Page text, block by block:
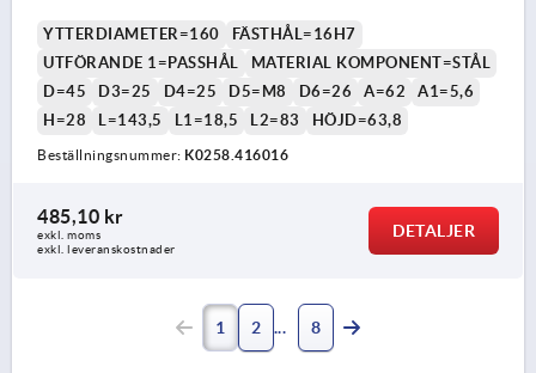
YTTERDIAMETER=160
FÄSTHÅL=16H7
UTFÖRANDE 1=PASSHÅL
MATERIAL KOMPONENT=STÅL
D=45
D3=25 D4=25 D5=M8 D6=26 A=62
A1=5,6
H=28
L=143,5 L1=18,5 L2=83 HÖJD=63,8
Beställningsnummer: K0258.416016
485,10 kr
exkl. moms
exkl. leveranskostnader
DETALJER
1 2 8